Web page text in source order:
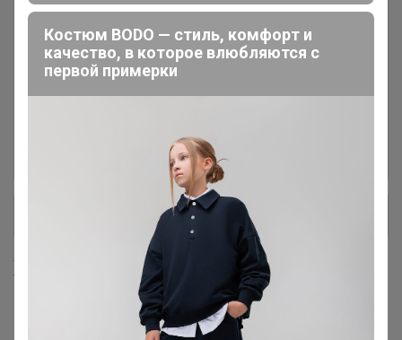
Джинсы УТЕПЛЕННЫЕ для
мужчин и женщин
Трикотаж ТЕПЛЫЙ для мужчин:
толстовки, брюки, водолазки
+ Ещё 4 каталога
Хиты продаж
Костюм BODO — стиль, комфорт и
качество, в которое влюбляются с
первой примерки